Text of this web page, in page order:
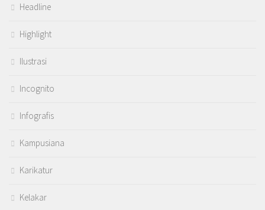
Headline
Highlight
Ilustrasi
Incognito
Infografis
Kampusiana
Karikatur
Kelakar